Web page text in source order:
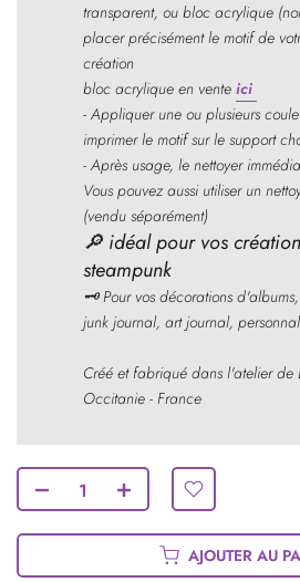
transparent, ou bloc acrylique
placer précisément le motif de
création
bloc acrylique en vente ici
- Appliquer une ou plusieurs
imprimer le motif sur le support
- Après usage, le nettoyer
Vous pouvez aussi utiliser un
(vendu séparément)
🔎 idéal pour vos
steampunk
🗝Pour vos décorations
junk journal, art journal,
Créé et fabriqué dans l'atelier de
Occitanie - France
AJOUTER AU